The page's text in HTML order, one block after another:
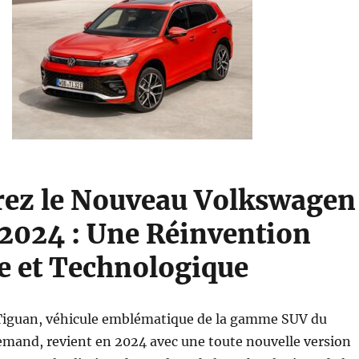
le Nouveau Volkswagen
: Une Réinvention
et Technologique
véhicule emblématique de la gamme SUV du
revient en 2024 avec une toute nouvelle version